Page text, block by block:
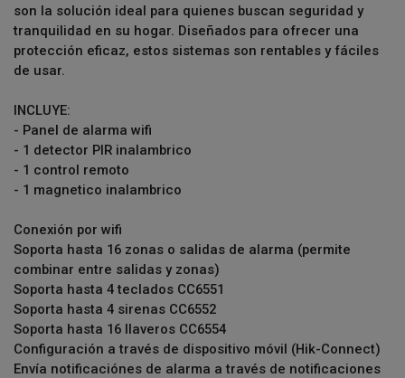
son la solución ideal para quienes buscan seguridad y
tranquilidad en su hogar. Diseñados para ofrecer una
protección eficaz, estos sistemas son rentables y fáciles
de usar.
INCLUYE:
- Panel de alarma wifi
- 1 detector PIR inalambrico
- 1 control remoto
- 1 magnetico inalambrico
Conexión por wifi
Soporta hasta 16 zonas o salidas de alarma (permite
combinar entre salidas y zonas)
Soporta hasta 4 teclados CC6551
Soporta hasta 4 sirenas CC6552
Soporta hasta 16 llaveros CC6554
Configuración a través de dispositivo móvil (Hik-Connect)
Envía notificaciónes de alarma a través de notificaciones